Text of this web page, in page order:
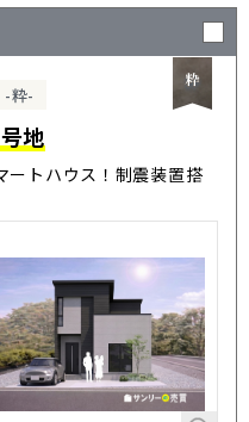
-粋-
地
トハウス！制震装置搭